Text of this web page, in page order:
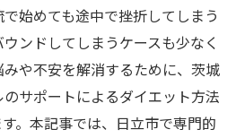
始めても途中で挫折してしまう
ンドしてしまうケースも少なく
や不安を解消するために、茨城
サポートによるダイエット方法
。本記事では、日立市で専門的